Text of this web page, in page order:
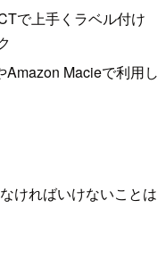
で上手くラベル付け
Macieで利用し
ければいけないことは